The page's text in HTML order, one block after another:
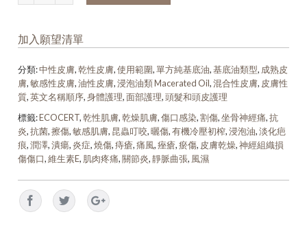
加入願望清單
分類:中性皮膚,乾性皮膚,使用範圍,單方純基底油,基底油類型, 成熟皮
膚,敏感性皮膚,油性皮膚,浸泡油類 Macerated Oil,混合性皮膚, 皮膚性
質,英文名稱順序,身體護理,面部護理,頭髮和頭皮護理
標籤:ECOCERT,乾性肌膚,乾燥肌膚,傷口感染,割傷,坐骨神經痛,抗
炎,抗菌,擦傷,敏感肌膚, 昆蟲叮咬,曬傷,有機冷壓初榨,浸泡油,淡化疤
痕,潤澤,潰瘍,炎症,燒傷,痔瘡,痛風,痤瘡,瘀傷, 皮膚乾燥,神經組織損
傷傷口,維生素E, 肌肉疼痛,關節炎,靜脈曲張, 風濕